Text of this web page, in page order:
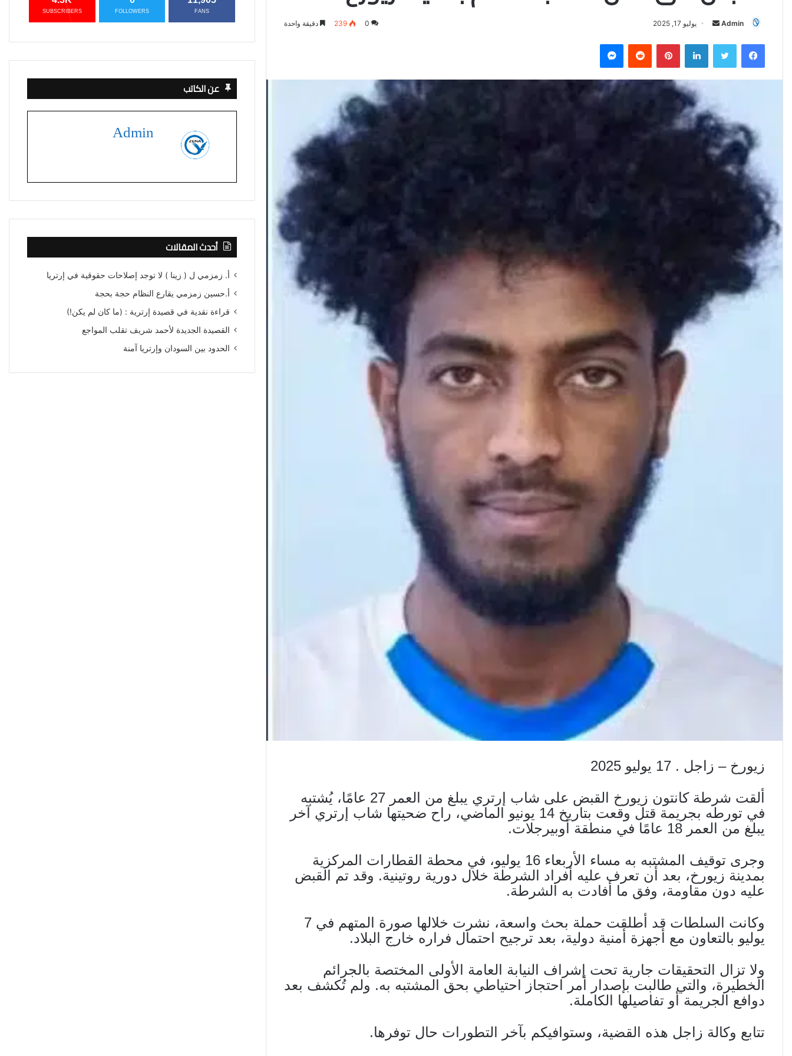
Admin
ل
ب
ي
د
إ
يوليو 17, 2025 0
239 دقيقة واحدة
فيسبوك لينكدإن بينتيريست
زيورخ – زاجل . 17 يوليو 2025
ألقت شرطة كانتون زيورخ القبض على شاب إرتري يبلغ من العمر 27 عامًا، يُشتبه
في تورطه بجريمة قتل وقعت بتاريخ 14 يونيو الماضي، راح ضحيتها شاب إرتري آخر
يبلغ من العمر 18 عامًا في منطقة أوبيرجلات.
وجرى توقيف المشتبه به مساء الأربعاء 16 يوليو، في محطة القطارات المركزية
بمدينة زيورخ، بعد أن تعرف عليه أفراد الشرطة خلال دورية روتينية. وقد تم القبض
عليه دون مقاومة، وفق ما أفادت به الشرطة.
وكانت السلطات قد أطلقت حملة بحث واسعة، نشرت خلالها صورة المتهم في 7
يوليو بالتعاون مع أجهزة أمنية دولية، بعد ترجيح احتمال فراره خارج البلاد.
ولا تزال التحقيقات جارية تحت إشراف النيابة العامة الأولى المختصة بالجرائم
الخطيرة، والتي طالبت بإصدار أمر احتجاز احتياطي بحق المشتبه به. ولم تُكشف بعد
دوافع الجريمة أو تفاصيلها الكاملة.
تتابع وكالة زاجل هذه القضية، وستوافيكم بآخر التطورات حال توفرها.
FANS
FOLLOWERS
SUBSCRIBERS
عن الكاتب
Admin
أحدث المقالات
أ. زمزمي ل ( زينا ) لا توجد إصلاحات حقوقية في إرتريا
أ.حسين زمزمي يقارع النظام حجة بحجة
قراءة نقدية في قصيدة إرترية : (ما كان لم يكن!)
القصيدة الجديدة لأحمد شريف تقلب المواجع
الحدود بين السودان وإرتريا آمنة